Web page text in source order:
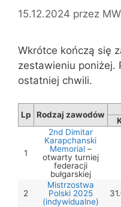
15.12.2024 przez MW
Wkrótce kończą się
zestawieniu poniżej.
ostatniej chwili.
Lp Rodzaj zawodów
1
2nd Dimitar
Karapchanski
Memorial–
otwarty turniej
federacji
bułgarskiej
2
Mistrzostwa
Polski 2025
(indywidualne)